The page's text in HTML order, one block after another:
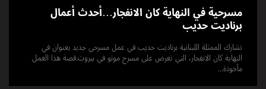
مسرحية في النهاية كان الانفجار…أحدث أعمال
برناديت حديب
تشارك الممثلة اللبنانية برناديت حديب في عمل مسرحي جديد بعنوان في
النهاية كان الانفجار، التي تعرض على مسرح مونو في بيروت.قصة هذا العمل
مأخوذة...